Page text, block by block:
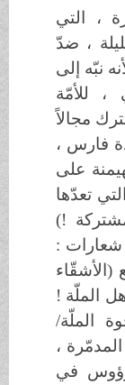
، التي
، ضدّ
إلى
للأمّة
مجالاً
،
على
تعدّها
!)
:
!
،
في